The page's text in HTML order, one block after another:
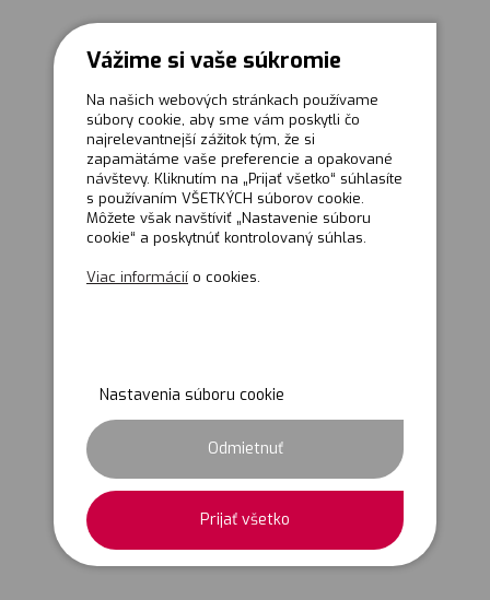
Vážime si vaše súkromie
Na našich webových stránkach používame
súbory cookie, aby sme vám poskytli čo
najrelevantnejší zážitok tým, že si
zapamätáme vaše preferencie a opakované
návštevy. Kliknutím na „Prijať všetko“ súhlasíte
s používaním VŠETKÝCH súborov cookie.
Môžete však navštíviť „Nastavenie súboru
cookie“ a poskytnúť kontrolovaný súhlas.
Viac informácií o cookies.
Nastavenia súboru cookie
Odmietnuť
Prijať všetko